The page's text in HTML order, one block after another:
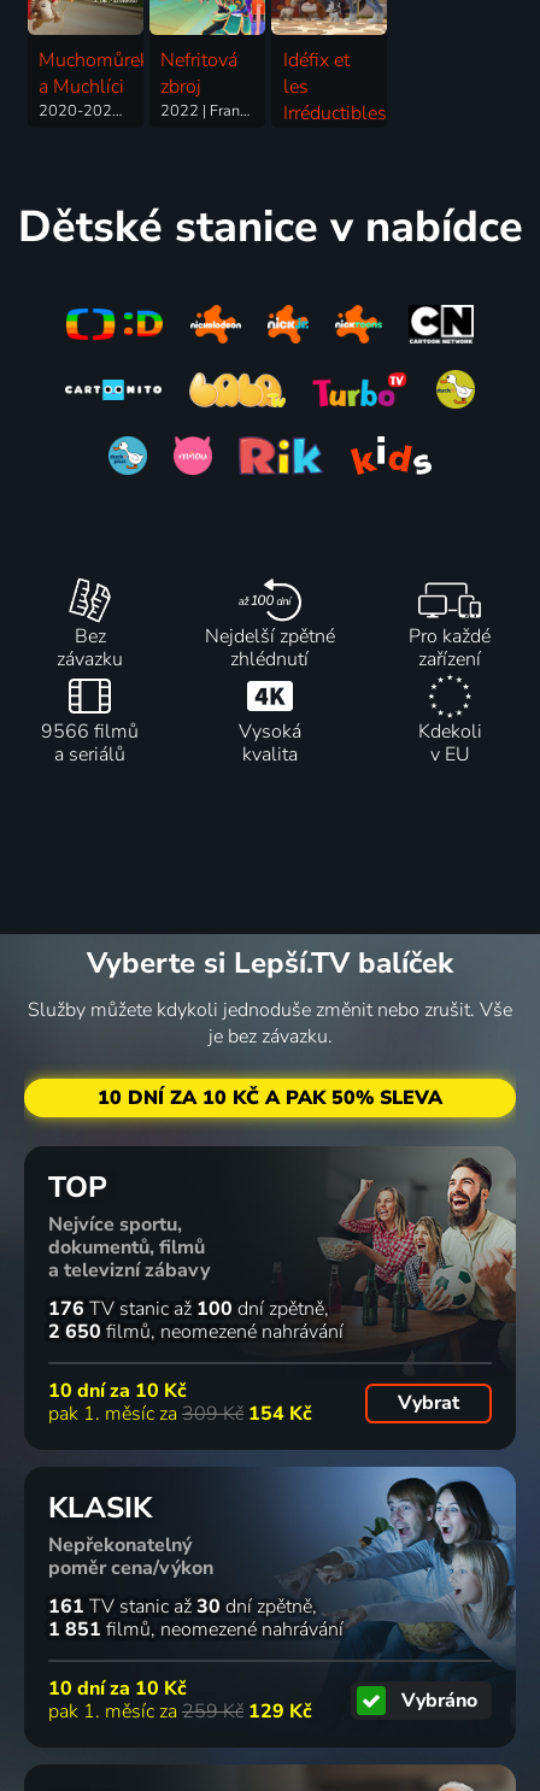
Muchomůrek
a Muchlíci
2020-2024 | Francie | Animovaný, Dobrodružný, Fantasy, Komedie, Pohádka, Rodinný
Nefritová
zbroj
2022 | Francie | Animovaný, Akční, Dobrodružný, Fantasy, Komedie, Pohádka, Rodinný
Idéfix et
les
Irréductibles
Dětské stanice v nabídce
Bez
závazku
Nejdelší zpětné
zhlédnutí
Pro každé
zařízení
9566 filmů
a seriálů
Vysoká
kvalita
Kdekoli
v EU
Vyberte si Lepší.TV balíček
Služby můžete kdykoli jednoduše změnit nebo zrušit. Vše
je bez závazku.
10 DNÍ ZA 10 KČ A PAK 50% SLEVA
TOP
Nejvíce sportu,
dokumentů, filmů
a televizní zábavy
176 TV stanic až 100 dní zpětně
2 650 filmů neomezené nahrávání
10 dní za 10 Kč
pak 1. měsíc za 309 Kč 154 Kč Vybrat
KLASIK
Nepřekonatelný
poměr cena/výkon
161 TV stanic až30 dní zpětně
1 851 filmů neomezené nahrávání
10 dní za 10 Kč
pak 1. měsíc za 259 Kč 129 Kč Vybráno